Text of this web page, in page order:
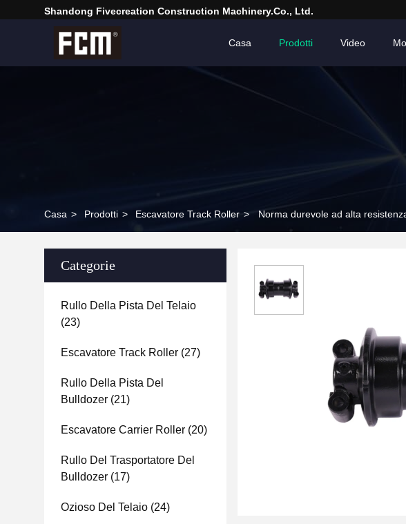
Shandong Fivecreation Construction Machinery.Co., Ltd.
Casa Prodotti Video
Casa > Prodotti > Escavatore Track Roller > Norma durevole ad alta
Categorie
Rullo Della Pista Del Telaio
(23)
Escavatore Track Roller (27)
Rullo Della Pista Del
Bulldozer (21)
Escavatore Carrier Roller (20)
Rullo Del Trasportatore Del
Bulldozer (17)
Ozioso Del Telaio (24)